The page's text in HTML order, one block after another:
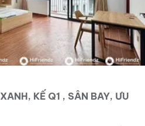
KẾ Q1 , SÂN BAY, ƯU